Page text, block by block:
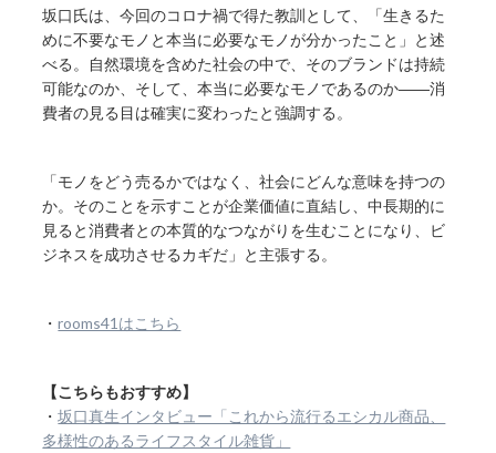
坂口氏は、今回のコロナ禍で得た教訓として、「生きるた
めに不要なモノと本当に必要なモノが分かったこと」と述
べる。自然環境を含めた社会の中で、そのブランドは持続
可能なのか、そして、本当に必要なモノであるのか――消
費者の見る目は確実に変わったと強調する。
「モノをどう売るかではなく、社会にどんな意味を持つの
か。そのことを示すことが企業価値に直結し、中長期的に
見ると消費者との本質的なつながりを生むことになり、ビ
ジネスを成功させるカギだ」と主張する。
・rooms41はこちら
【こちらもおすすめ】
・坂口真生インタビュー「これから流行るエシカル商品、
多様性のあるライフスタイル雑貨」